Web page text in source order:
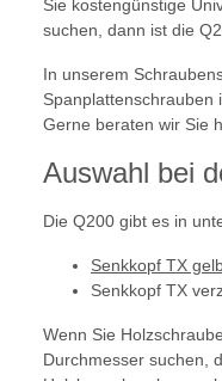
Sie kostengünstige
suchen, dann ist die
In unserem
Spanplattenschrauben
Gerne beraten wir Sie
Auswahl bei
Die Q200 gibt es in
Senkkopf TX
Senkkopf TX
Wenn Sie
Durchmesser suchen,